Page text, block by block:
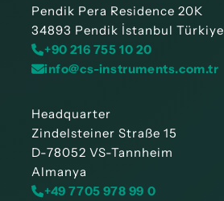
Pendik Pera Residence 20K
34893 Pendik İstanbul Türkiye
+90 216 755 10 20
info@cs-instruments.com.tr
Headquarter
Zindelsteiner Straße 15
D-78052 VS-Tannheim
Almanya
+49 7705 978 99 0